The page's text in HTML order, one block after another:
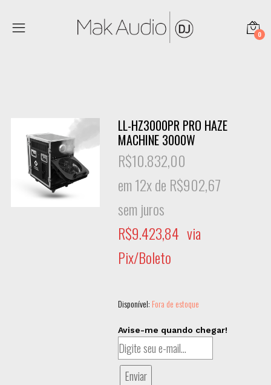
0
LL-HZ3000PR PRO HAZE
MACHINE 3000W
R$10.832,00
em 12x de R$902,67
sem juros
R$9.423,84 via
Pix/Boleto
Disponível: Fora de estoque
Avise-me quando chegar!
Enviar